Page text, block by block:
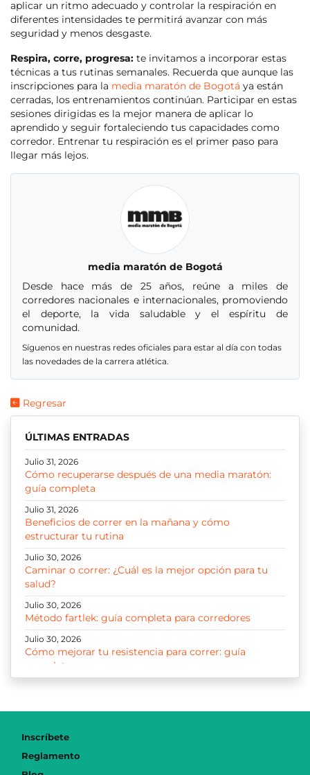
aplicar un ritmo adecuado y controlar la respiración en
diferentes intensidades te permitirá avanzar con más
seguridad y menos desgaste.
Respira, corre, progresa: te invitamos a incorporar estas
técnicas a tus rutinas semanales. Recuerda que aunque las
inscripciones para la media maratón de Bogotá ya están
cerradas, los entrenamientos continúan. Participar en estas
sesiones dirigidas es la mejor manera de aplicar lo
aprendido y seguir fortaleciendo tus capacidades como
corredor. Entrenar tu respiración es el primer paso para
llegar más lejos.
media maratón de Bogotá
Desde hace más de 25 años, reúne a miles de
corredores nacionales e internacionales, promoviendo
el deporte, la vida saludable y el espíritu de
comunidad.
Síguenos en nuestras redes oficiales para estar al día con todas
las novedades de la carrera atlética.
Regresar
ÚLTIMAS ENTRADAS
Julio 31, 2026
Cómo recuperarse después de una media maratón:
guía completa
Julio 31, 2026
Beneficios de correr en la mañana y cómo
estructurar tu rutina
Julio 30, 2026
Caminar o correr: ¿Cuál es la mejor opción para tu
salud?
Julio 30, 2026
Método fartlek: guía completa para corredores
Julio 30, 2026
Cómo mejorar tu resistencia para correr: guía
completa
cada kilómetro
Julio 29, 2026
principiantes
Inscríbete
Reglamento